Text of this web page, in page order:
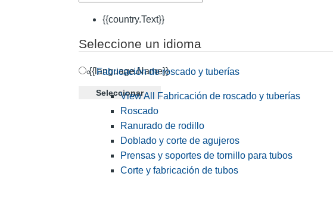
{{country.Text}}
Seleccione un idioma
{{language.Name}}
Seleccionar
Fabricación de roscado y tuberías
View All Fabricación de roscado y tuberías
Roscado
Ranurado de rodillo
Doblado y corte de agujeros
Prensas y soportes de tornillo para tubos
Corte y fabricación de tubos